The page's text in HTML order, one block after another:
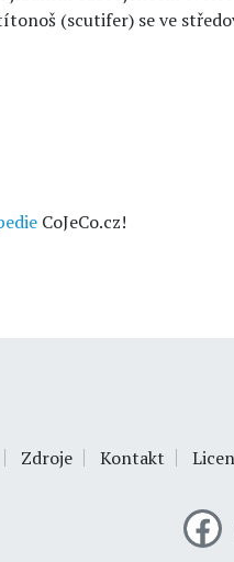
(scutifer) se ve
CoJeCo.cz!
Zdroje Kontakt